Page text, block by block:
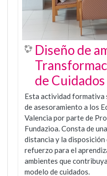
Diseño de
de Cuidados
Esta actividad formativa
de asesoramiento a los
Valencia por parte de
Fundazioa. Consta de
distancia y la
refuerzo para el
ambientes que
modelo de cuidados.